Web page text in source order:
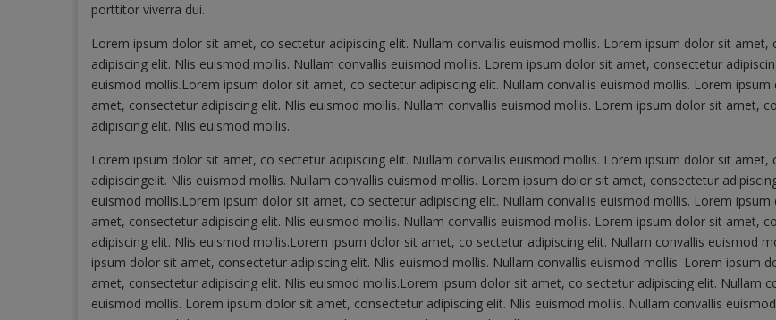
porttitor viverra dui.
Lorem ipsum dolor sit amet, co sectetur adipiscing elit. Nullam convallis euismod mollis. Lorem ipsum dolor sit amet,
adipiscing elit. Nlis euismod mollis. Nullam convallis euismod mollis. Lorem ipsum dolor sit amet, consectetur
euismod mollis.Lorem ipsum dolor sit amet, co sectetur adipiscing elit. Nullam convallis euismod mollis. Lorem ipsum
amet, consectetur adipiscing elit. Nlis euismod mollis. Nullam convallis euismod mollis. Lorem ipsum dolor sit amet,
adipiscing elit. Nlis euismod mollis.
Lorem ipsum dolor sit amet, co sectetur adipiscing elit. Nullam convallis euismod mollis. Lorem ipsum dolor sit amet,
adipiscingelit. Nlis euismod mollis. Nullam convallis euismod mollis. Lorem ipsum dolor sit amet, consectetur
euismod mollis.Lorem ipsum dolor sit amet, co sectetur adipiscing elit. Nullam convallis euismod mollis. Lorem ipsum
amet, consectetur adipiscing elit. Nlis euismod mollis. Nullam convallis euismod mollis. Lorem ipsum dolor sit amet,
adipiscing elit. Nlis euismod mollis.Lorem ipsum dolor sit amet, co sectetur adipiscing elit. Nullam convallis euismod
ipsum dolor sit amet, consectetur adipiscing elit. Nlis euismod mollis. Nullam convallis euismod mollis. Lorem ipsum
amet, consectetur adipiscing elit. Nlis euismod mollis.Lorem ipsum dolor sit amet, co sectetur adipiscing elit. Nullam
euismod mollis. Lorem ipsum dolor sit amet, consectetur adipiscing elit. Nlis euismod mollis. Nullam convallis